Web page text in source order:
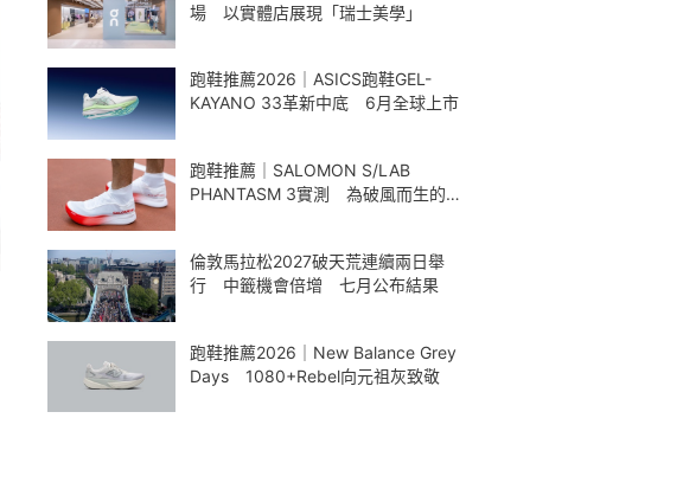
場 以實體店展現「瑞士美學」
跑鞋推薦2026｜ASICS跑鞋GEL-
KAYANO 33革新中底 6月全球上市
跑鞋推薦｜SALOMON S/LAB
PHANTASM 3實測 為破風而生的碳
倫敦馬拉松2027破天荒連續兩日舉
行 中籤機會倍增 七月公布結果
跑鞋推薦2026｜New Balance Grey
Days 1080+Rebel向元祖灰致敬